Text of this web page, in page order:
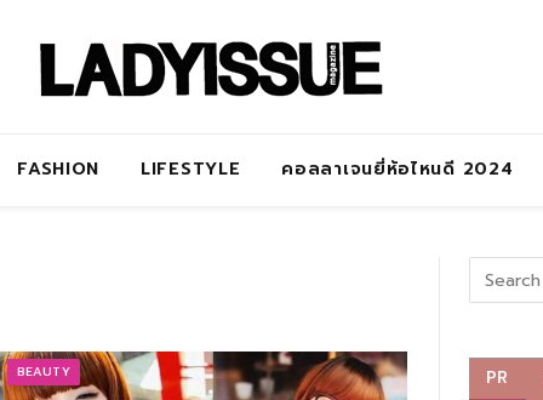
FASHION LIFESTYLE คอลลาเจนยี่ห้อไหนดี 2024
BEAUTY PR